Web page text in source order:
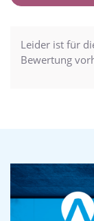
Leider ist für
Bewertung